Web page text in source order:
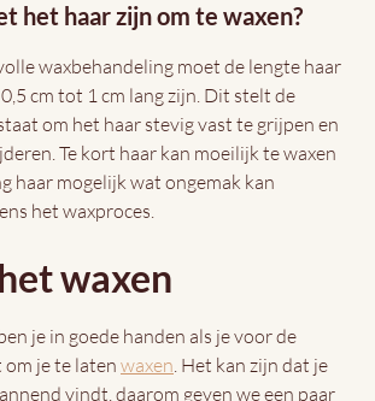
het haar zijn om te waxen?
waxbehandeling moet de lengte haar
cm tot 1 cm lang zijn. Dit stelt de
om het haar stevig vast te grijpen en
Te kort haar kan moeilijk te waxen
haar mogelijk wat ongemak kan
het waxproces.
waxen
je in goede handen als je voor de
je te laten waxen. Het kan zijn dat je
vindt, daarom geven we een paar